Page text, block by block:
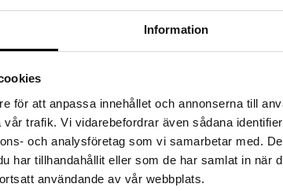
Information
för att anpassa innehållet och annonserna till
trafik. Vi vidarebefordrar även sådana
och analysföretag som vi samarbetar med.
har tillhandahållit eller som de har samlat in när
användande av vår webbplats.
samettinen, pehmeä ja muotoileva eyeliner
rajaa intensiivisellä ja kestävällä värillä.